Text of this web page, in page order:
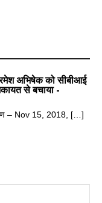
अभिषेक को सीबीआई
से बचाया -
– Nov 15, 2018, […]